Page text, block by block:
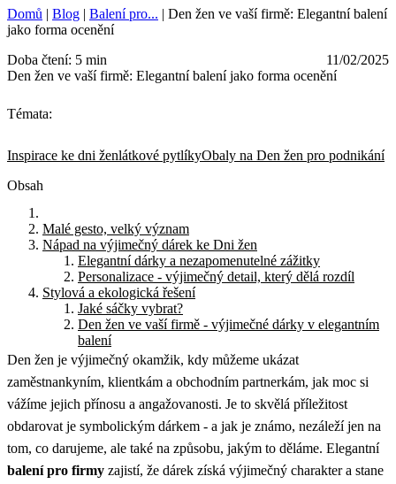
Domů | Blog | Balení pro... | Den žen ve vaší firmě: Elegantní balení
jako forma ocenění
Doba čtení: 5 min
11/02/2025
Den žen ve vaší firmě: Elegantní balení jako forma ocenění
Témata:
Inspirace ke dni ženlátkové pytlíkyObaly na Den žen pro podnikání
Obsah
Malé gesto, velký význam
Nápad na výjimečný dárek ke Dni žen
Elegantní dárky a nezapomenutelné zážitky
Personalizace - výjimečný detail, který dělá rozdíl
Stylová a ekologická řešení
Jaké sáčky vybrat?
Den žen ve vaší firmě - výjimečné dárky v elegantním
balení
Den žen je výjimečný okamžik, kdy můžeme ukázat
zaměstnankyním, klientkám a obchodním partnerkám, jak moc si
vážíme jejich přínosu a angažovanosti. Je to skvělá příležitost
obdarovat je symbolickým dárkem - a jak je známo, nezáleží jen na
tom, co darujeme, ale také na způsobu, jakým to děláme. Elegantní
balení pro firmy zajistí, že dárek získá výjimečný charakter a stane